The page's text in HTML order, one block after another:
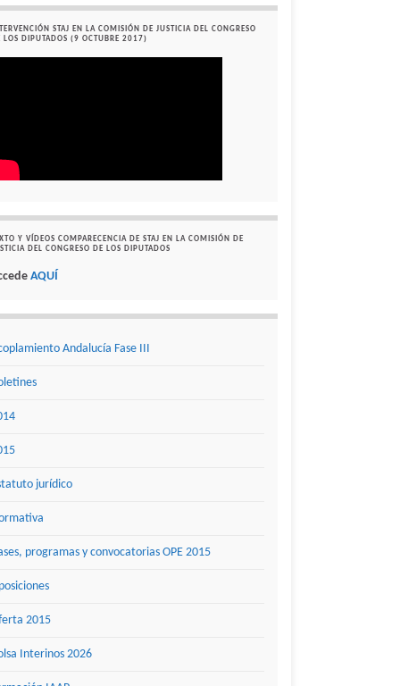
STAJ EN LA COMISIÓN DE JUSTICIA DEL CONGRESO
LOS DIPUTADOS (9 OCTUBRE 2017)
Y VÍDEOS COMPARECENCIA DE STAJ EN LA COMISIÓN DE
DEL CONGRESO DE LOS DIPUTADOS
AQUÍ
Andalucía Fase III
jurídico
programas y convocatorias OPE 2015
2015
Interinos 2026